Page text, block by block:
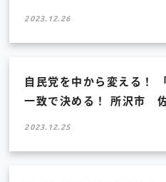
2023.12.26
自民党を中から変える！
一致で決める！ 所沢市
2023.12.25